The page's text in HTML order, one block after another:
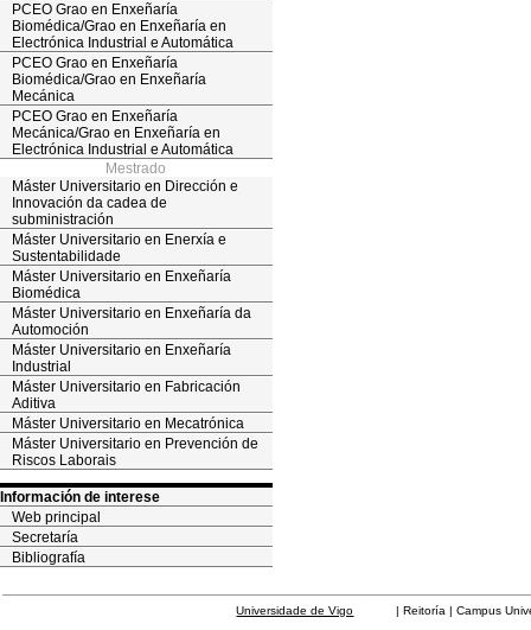
PCEO Grao en Enxeñaría
Biomédica/Grao en Enxeñaría en
Electrónica Industrial e Automática
PCEO Grao en Enxeñaría
Biomédica/Grao en Enxeñaría
Mecánica
PCEO Grao en Enxeñaría
Mecánica/Grao en Enxeñaría en
Electrónica Industrial e Automática
Mestrado
Máster Universitario en Dirección e
Innovación da cadea de
subministración
Máster Universitario en Enerxía e
Sustentabilidade
Máster Universitario en Enxeñaría
Biomédica
Máster Universitario en Enxeñaría da
Automoción
Máster Universitario en Enxeñaría
Industrial
Máster Universitario en Fabricación
Aditiva
Máster Universitario en Mecatrónica
Máster Universitario en Prevención de
Riscos Laborais
Información de interese
Web principal
Secretaría
Bibliografía
Universidade de Vigo | Reitoría | Campus